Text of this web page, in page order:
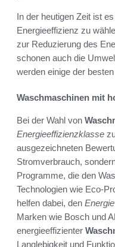
In der heutigen Zeit ist
Energieeffizienz zu
zur Reduzierung des
schonen auch die
werden einige der
Waschmaschinen mit
Bei der Wahl von
Energieeffizienzklasse
ausgezeichneten
Stromverbrauch,
Programme, die den
Technologien wie Eco-
helfen dabei, den
Marken wie Bosch und
energieeffizienter
Langlebigkeit und